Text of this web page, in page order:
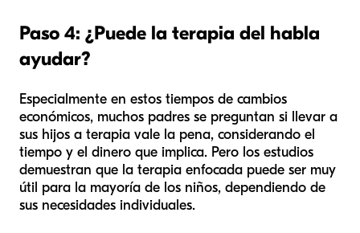
Paso 4: ¿Puede la terapia del habla
ayudar?
Especialmente en estos tiempos de cambios
económicos, muchos padres se preguntan si llevar a
sus hijos a terapia vale la pena, considerando el
tiempo y el dinero que implica. Pero los estudios
demuestran que la terapia enfocada puede ser muy
útil para la mayoría de los niños, dependiendo de
sus necesidades individuales.